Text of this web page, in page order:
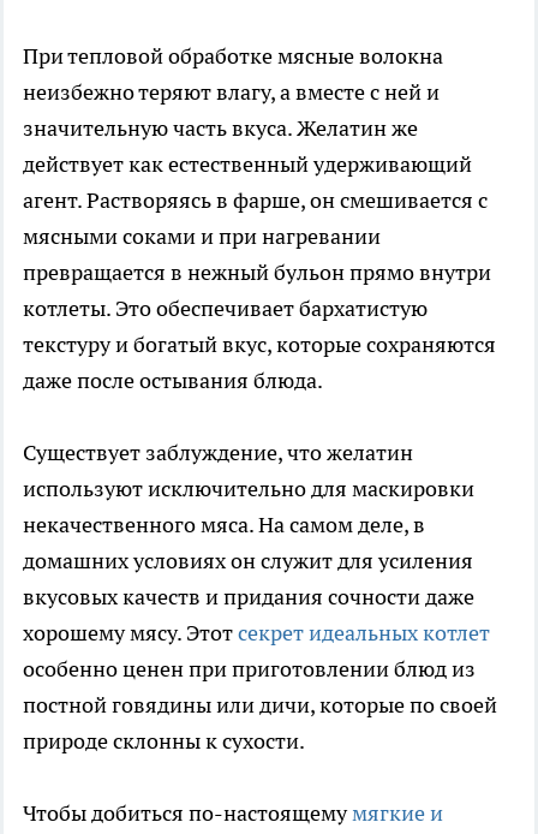
При тепловой обработке мясные волокна
неизбежно теряют влагу, а вместе с ней и
значительную часть вкуса. Желатин же
действует как естественный удерживающий
агент. Растворяясь в фарше, он смешивается с
мясными соками и при нагревании
превращается в нежный бульон прямо внутри
котлеты. Это обеспечивает бархатистую
текстуру и богатый вкус, которые сохраняются
даже после остывания блюда.
Существует заблуждение, что желатин
используют исключительно для маскировки
некачественного мяса. На самом деле, в
домашних условиях он служит для усиления
вкусовых качеств и придания сочности даже
хорошему мясу. Этотсекрет идеальных котлет
особенно ценен при приготовлении блюд из
постной говядины или дичи, которые по своей
природе склонны к сухости.
Чтобы добиться по-настоящемумягкие и